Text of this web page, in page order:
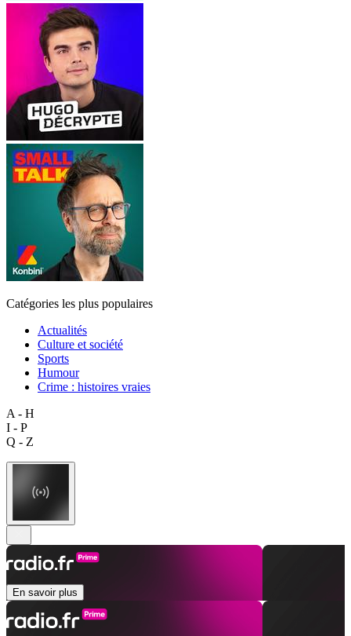
Catégories les plus populaires
Actualités
Culture et société
Sports
Humour
Crime : histoires vraies
A - H
I - P
Q - Z
En savoir plus